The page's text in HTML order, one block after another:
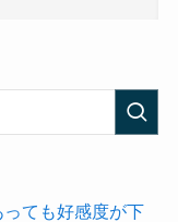
ても好感度が下